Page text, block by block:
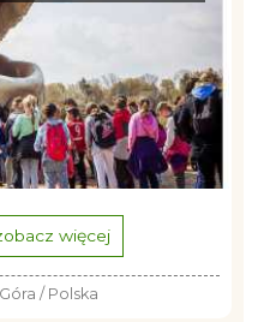
więcej
/ Polska